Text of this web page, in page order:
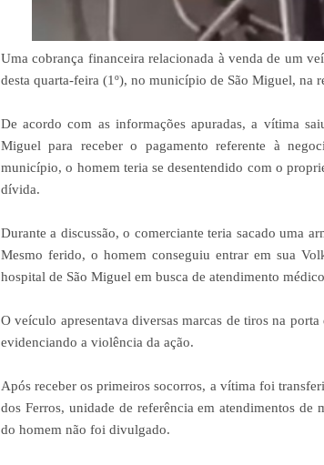
Uma cobrança financeira relacionada à venda de um
desta quarta-feira (1º), no município de São Miguel, na
De acordo com as informações apuradas, a vítima
Miguel para receber o pagamento referente à
município, o homem teria se desentendido com o
dívida.
Durante a discussão, o comerciante teria sacado uma
Mesmo ferido, o homem conseguiu entrar em sua
hospital de São Miguel em busca de atendimento
O veículo apresentava diversas marcas de tiros na
evidenciando a violência da ação.
Após receber os primeiros socorros, a vítima foi
dos Ferros, unidade de referência em atendimentos de
do homem não foi divulgado.